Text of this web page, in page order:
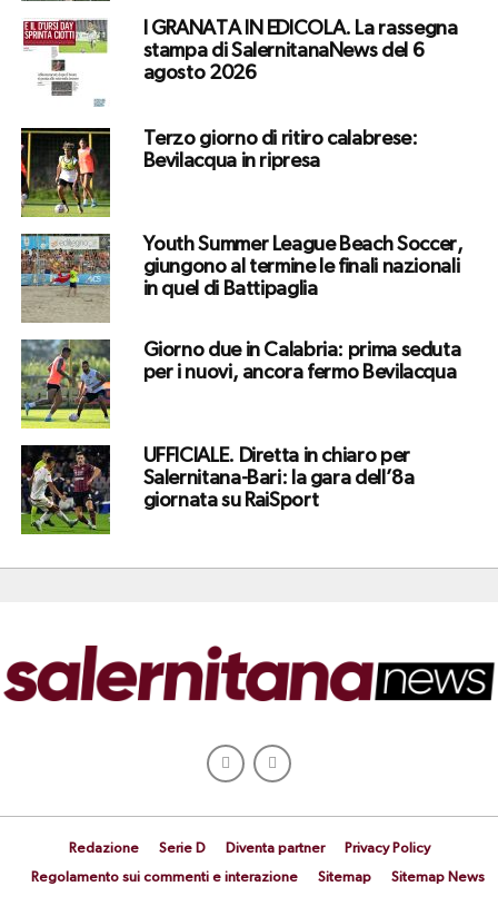
I GRANATA IN EDICOLA. La rassegna
stampa di SalernitanaNews del 6
agosto 2026
Terzo giorno di ritiro calabrese:
Bevilacqua in ripresa
Youth Summer League Beach Soccer,
giungono al termine le finali nazionali
in quel di Battipaglia
Giorno due in Calabria: prima seduta
per i nuovi, ancora fermo Bevilacqua
UFFICIALE. Diretta in chiaro per
Salernitana-Bari: la gara dell’8a
giornata su RaiSport
Redazione Serie D Diventa partner
Privacy Policy
Regolamento sui commenti e interazione
Sitemap Sitemap News